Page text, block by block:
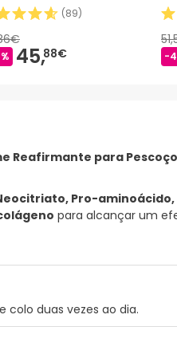
(89)
45,88€ -
Reafirmante para
Pro-
para alcançar um
colo duas vezes ao dia.